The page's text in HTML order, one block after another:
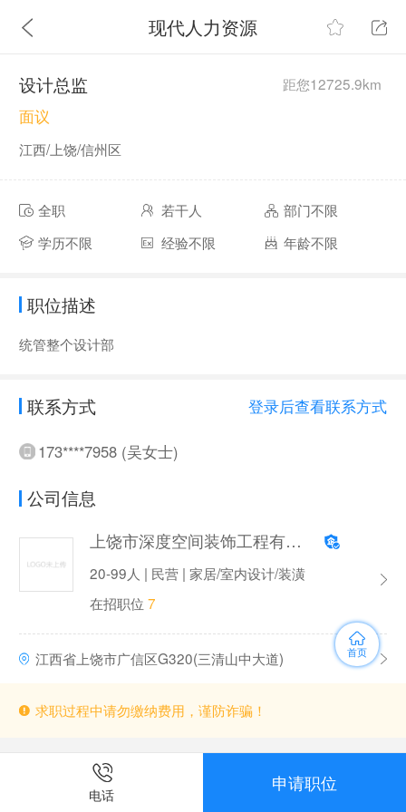
现代人力资源
设计总监 距您12725.9km
面议
江西/上饶/信州区
全职 若干人
部门不限
学历不限
经验不限 年龄不限
职位描述
统管整个设计部
联系方式 登录后查看联系方式
173****7958 (吴女士)
公司信息
上饶市深度空间装饰工程有限公司
20-99人 | 民营 | 家居/室内设计/装潢
在招职位 7
江西省上饶市广信区G320(三清山中大道)
求职过程中请勿缴纳费用，谨防诈骗！
电话
申请职位
首页